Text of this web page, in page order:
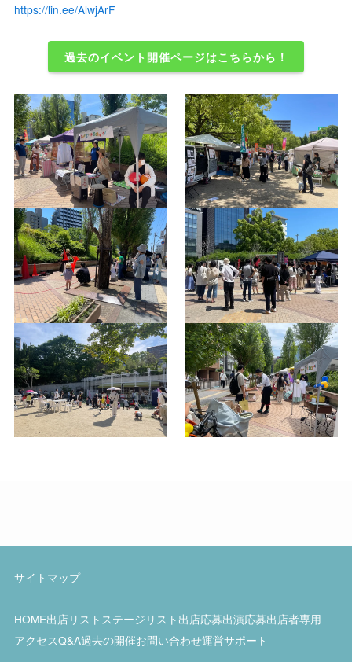
https://lin.ee/AlwjArF
過去のイベント開催ページはこちらから！
サイトマップ
HOME出店リスト ステージリスト 出店応募出演応募出店者専用
アクセスQ&A過去の開催お問い合わせ運営サポート